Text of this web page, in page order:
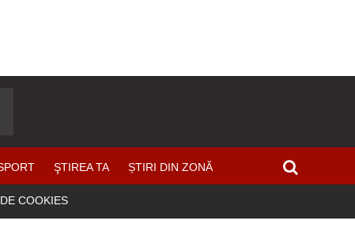
ŞTIREA TA ȘTIRI DIN ZONĂ
COOKIES